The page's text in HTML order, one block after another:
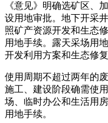
《意见》明确选矿区、
设用地审批。地下开采
照矿产资源开发和生态
用地手续。露天采场用
开发利用方案和生态修
使用周期不超过两年的
施工、建设阶段确需使
场、临时办公和生活用
用地手续。